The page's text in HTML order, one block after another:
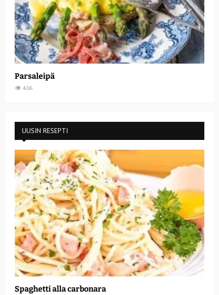
Parsaleipä
406
UUSIN RESEPTI
Spaghetti alla carbonara